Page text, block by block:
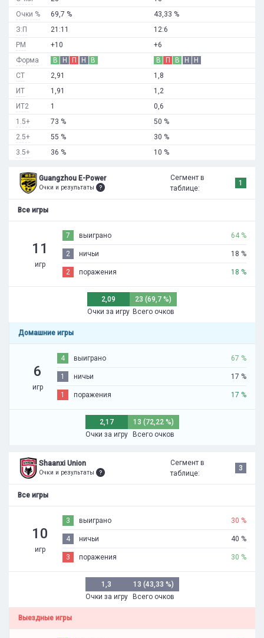
Очки %
З:П
РМ
Форма
СТ
ИТ
ИТ2
1.5+
2.5+
3.5+
69,7 %
21:11
+10
В
Н П Н
В
2,91
1,91
1
73 %
55 %
36 %
43,33 %
12:6
+6
В
П В Н
Н
1,8
1,2
0,6
50 %
30 %
10 %
Guangzhou E-Power
Очки и результаты
Сегмент в
таблице:
1
Все игры
11
игр
7 выиграно 64 %
2 ничьи 18 %
2 поражения 18 %
2,09
Очки за игру
23 (69,7 %)
Всего очков
Домашние игры
6
игр
4 выиграно 67 %
1 ничьи 17 %
1 поражения 17 %
2,17
Очки за игру
13 (72,22 %)
Всего очков
Shaanxi Union
Очки и результаты
Сегмент в
таблице:
3
Все игры
10
игр
3 выиграно 30 %
4 ничьи 40 %
3 поражения 30 %
1,3
Очки за игру
13 (43,33 %)
Всего очков
Выездные игры